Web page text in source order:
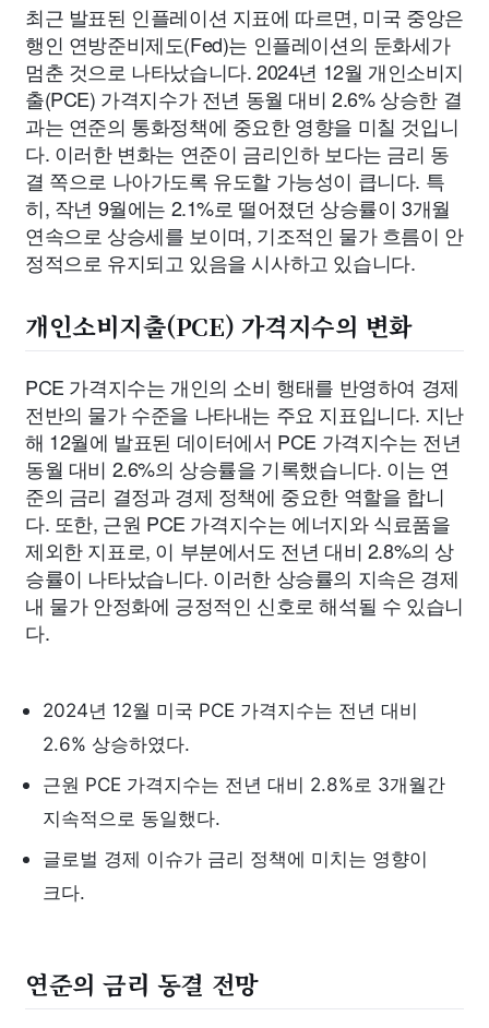
최근 발표된 인플레이션 지표에 따르면, 미국 중앙은
행인 연방준비제도(Fed)는 인플레이션의 둔화세가
멈춘 것으로 나타났습니다. 2024년 12월 개인소비지
출(PCE) 가격지수가 전년 동월 대비 2.6% 상승한 결
과는 연준의 통화정책에 중요한 영향을 미칠 것입니
다. 이러한 변화는 연준이 금리인하 보다는 금리 동
결 쪽으로 나아가도록 유도할 가능성이 큽니다. 특
히, 작년 9월에는 2.1%로 떨어졌던 상승률이 3개월
연속으로 상승세를 보이며, 기조적인 물가 흐름이 안
정적으로 유지되고 있음을 시사하고 있습니다.
개인소비지출(PCE) 가격지수의 변화
PCE 가격지수는 개인의 소비 행태를 반영하여 경제
전반의 물가 수준을 나타내는 주요 지표입니다. 지난
해 12월에 발표된 데이터에서 PCE 가격지수는 전년
동월 대비 2.6%의 상승률을 기록했습니다. 이는 연
준의 금리 결정과 경제 정책에 중요한 역할을 합니
다. 또한, 근원 PCE 가격지수는 에너지와 식료품을
제외한 지표로, 이 부분에서도 전년 대비 2.8%의 상
승률이 나타났습니다. 이러한 상승률의 지속은 경제
내 물가 안정화에 긍정적인 신호로 해석될 수 있습니
다.
2024년 12월 미국 PCE 가격지수는 전년 대비
2.6% 상승하였다.
근원 PCE 가격지수는 전년 대비 2.8%로 3개월간
지속적으로 동일했다.
글로벌 경제 이슈가 금리 정책에 미치는 영향이
크다.
연준의 금리 동결 전망